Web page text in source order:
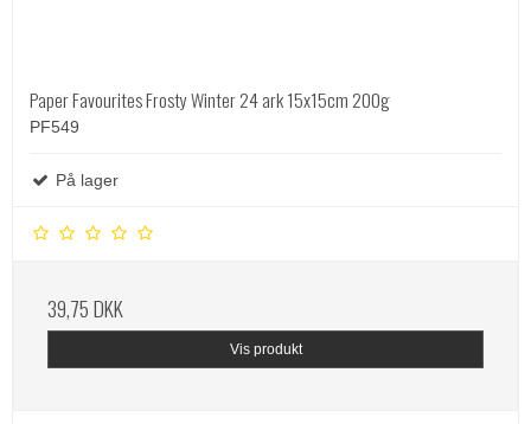
Paper Favourites Frosty Winter 24 ark 15x15cm 200g
PF549
På lager
39,75 DKK
Vis produkt